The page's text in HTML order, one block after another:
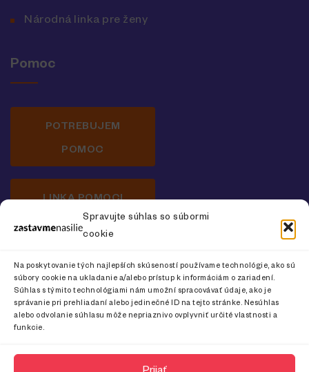
Spravujte súhlas so súbormi
cookie
Na poskytovanie tých najlepších skúseností používame technológie, ako sú
súbory cookie na ukladanie a/alebo prístup k informáciám o zariadení.
Súhlas s týmito technológiami nám umožní spracovávať údaje, ako je
správanie pri prehliadaní alebo jedinečné ID na tejto stránke. Nesúhlas
alebo odvolanie súhlasu môže nepriaznivo ovplyvniť určité vlastnosti a
funkcie.
Národná linka pre ženy
Pomoc
POTREBUJEM
POMOC
LINKA POMOCI
Newsletter o prevencii násilia na ženách
CHCEM ODOBERAŤ